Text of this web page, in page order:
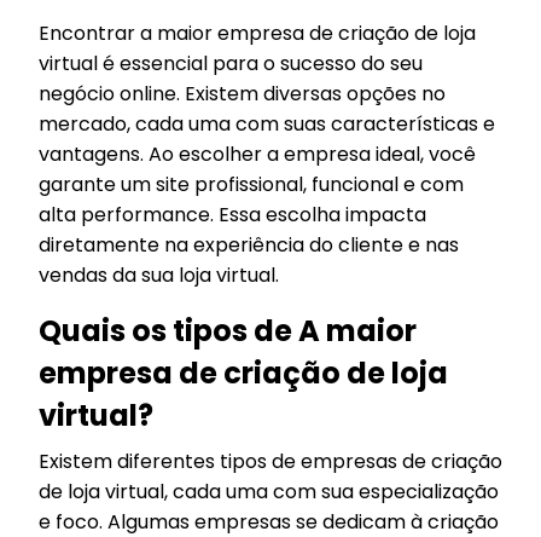
Encontrar a maior empresa de criação de loja
virtual é essencial para o sucesso do seu
negócio online. Existem diversas opções no
mercado, cada uma com suas características e
vantagens. Ao escolher a empresa ideal, você
garante um site profissional, funcional e com
alta performance. Essa escolha impacta
diretamente na experiência do cliente e nas
vendas da sua loja virtual.
Quais os tipos de A maior
empresa de criação de loja
virtual?
Existem diferentes tipos de empresas de criação
de loja virtual, cada uma com sua especialização
e foco. Algumas empresas se dedicam à criação